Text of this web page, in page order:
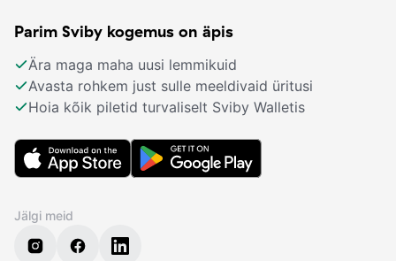
Parim Sviby kogemus on äpis
Ära maga maha uusi lemmikuid
Avasta rohkem just sulle meeldivaid üritusi
Hoia kõik piletid turvaliselt Sviby Walletis
Jälgi meid